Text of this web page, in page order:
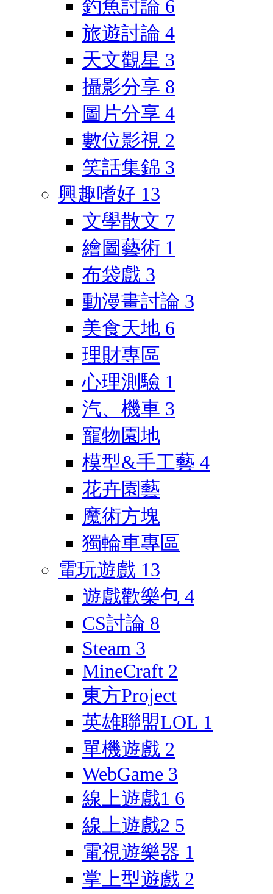
釣魚討論 6
旅遊討論 4
天文觀星 3
攝影分享 8
圖片分享 4
數位影視 2
笑話集錦 3
興趣嗜好 13
文學散文 7
繪圖藝術 1
布袋戲 3
動漫畫討論 3
美食天地 6
理財專區
心理測驗 1
汽、機車 3
寵物園地
模型&手工藝 4
花卉園藝
魔術方塊
獨輪車專區
電玩遊戲 13
遊戲歡樂包 4
CS討論 8
Steam 3
MineCraft 2
東方Project
英雄聯盟LOL 1
單機遊戲 2
WebGame 3
線上遊戲1 6
線上遊戲2 5
電視遊樂器 1
掌上型遊戲 2